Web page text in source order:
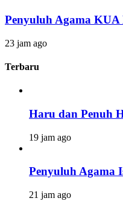
Penyuluh Agama KUA
23 jam ago
Terbaru
Haru dan Penuh
19 jam ago
Penyuluh Agama
21 jam ago